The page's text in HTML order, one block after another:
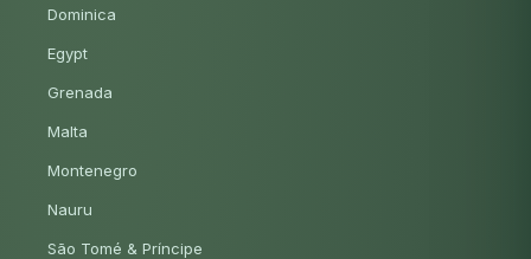
Dominica
Egypt
Grenada
Malta
Montenegro
Nauru
São Tomé & Príncipe